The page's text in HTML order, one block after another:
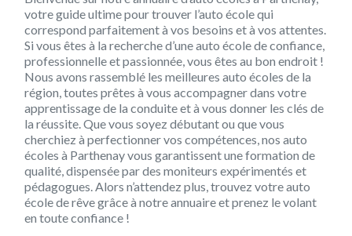
votre guide ultime pour trouver l’auto école qui
correspond parfaitement à vos besoins et à vos attentes.
Si vous êtes à la recherche d’une auto école de confiance,
professionnelle et passionnée, vous êtes au bon endroit !
Nous avons rassemblé les meilleures auto écoles de la
région, toutes prêtes à vous accompagner dans votre
apprentissage de la conduite et à vous donner les clés de
la réussite. Que vous soyez débutant ou que vous
cherchiez à perfectionner vos compétences, nos auto
écoles à Parthenay vous garantissent une formation de
qualité, dispensée par des moniteurs expérimentés et
pédagogues. Alors n’attendez plus, trouvez votre auto
école de rêve grâce à notre annuaire et prenez le volant
en toute confiance !